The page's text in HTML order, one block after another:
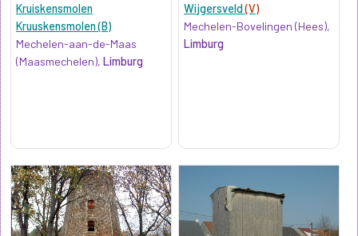
Kruiskensmolen
Kruuskensmolen (B)
Mechelen-aan-de-Maas
(Maasmechelen), Limburg
Wijgersveld(V)
Mechelen-Bovelingen (Hees),
Limburg